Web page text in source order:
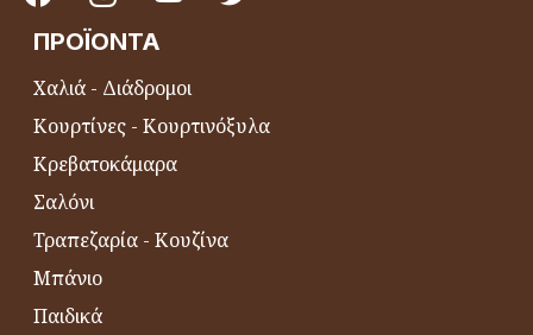
ΠΡΟΪΌΝΤΑ
Χαλιά - Διάδρομοι
Κουρτίνες - Κουρτινόξυλα
Κρεβατοκάμαρα
Σαλόνι
Τραπεζαρία - Κουζίνα
Μπάνιο
Παιδικά